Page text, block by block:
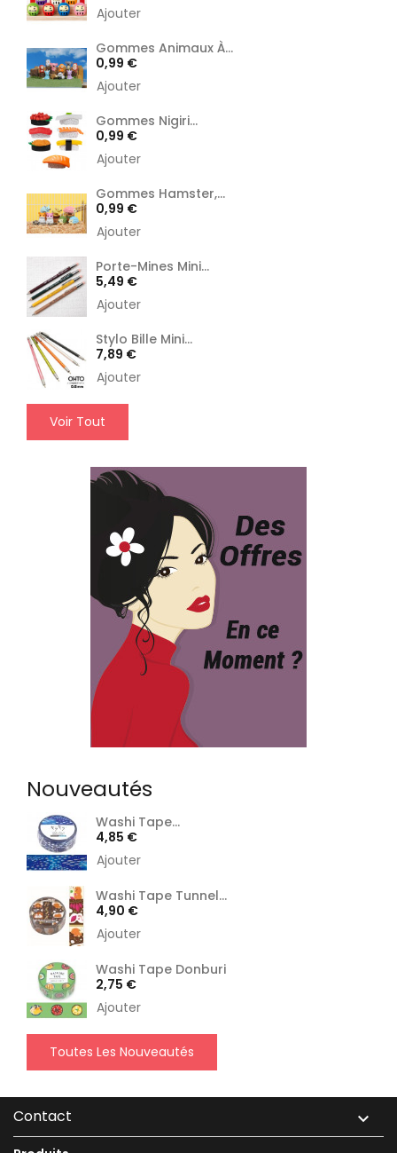
Ajouter
Gommes Animaux À...
Prix
0,99 €
Ajouter
Gommes Nigiri...
Prix
0,99 €
Ajouter
Gommes Hamster,...
Prix
0,99 €
Ajouter
Porte-Mines Mini...
Prix
5,49 €
Ajouter
Stylo Bille Mini...
Prix
7,89 €
Ajouter
Voir Tout
Nouveautés
Washi Tape...
Prix
4,85 €
Ajouter
Washi Tape Tunnel...
Prix
4,90 €
Ajouter
Washi Tape Donburi
Prix
2,75 €
Ajouter
Toutes Les Nouveautés
Contact 